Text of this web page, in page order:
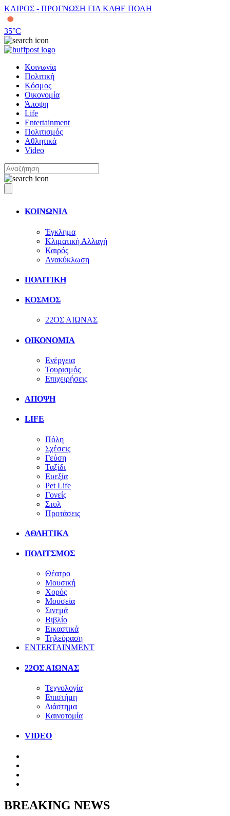
ΚΑΙΡΟΣ - ΠΡΟΓΝΩΣΗ ΓΙΑ ΚΑΘΕ ΠΟΛΗ
35°C
Κοινωνία
Πολιτική
Κόσμος
Οικονομία
Άποψη
Life
Entertainment
Πολιτισμός
Αθλητικά
Video
ΚΟΙΝΩΝΙΑ
Έγκλημα
Κλιματική Αλλαγή
Καιρός
Ανακύκλωση
ΠΟΛΙΤΙΚΗ
ΚΟΣΜΟΣ
22ΟΣ ΑΙΩΝΑΣ
ΟΙΚΟΝΟΜΙΑ
Ενέργεια
Τουρισμός
Επιχειρήσεις
ΑΠΟΨΗ
LIFE
Πόλη
Σχέσεις
Γεύση
Ταξίδι
Ευεξία
Pet Life
Γονείς
Στυλ
Προτάσεις
ΑΘΛΗΤΙΚΑ
ΠΟΛΙΤΣΜΟΣ
Θέατρο
Μουσική
Χορός
Μουσεία
Σινεμά
Βιβλίο
Εικαστικά
Τηλεόραση
ENTERTAINMENT
22ΟΣ ΑΙΩΝΑΣ
Τεχνολογία
Επιστήμη
Διάστημα
Καινοτομία
VIDEO
BREAKING NEWS